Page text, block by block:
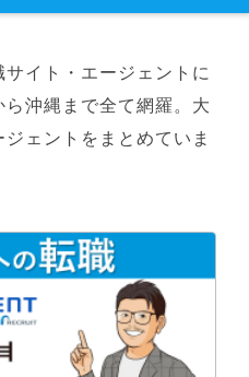
イト・エージェントに
沖縄まで全て網羅。大
ェントをまとめていま